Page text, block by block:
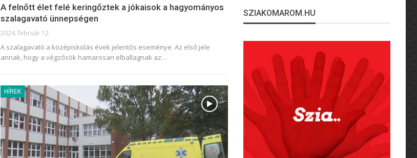
A felnőtt élet felé keringőztek a jókaisok a hagyományos
szalagavató ünnepségen
2024. február 12.
A szalagavató a középiskolás évek jelentős eseménye. Az első jele
annak, hogy a végzősök hamarosan elballagnak az…
HÍREK
SZIAKOMAROM.HU